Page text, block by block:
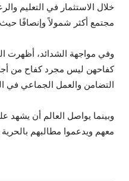
خلال الاستثمار في التعليم
مجتمع أكثر شمولاً وإنصافًا حيث
وفي مواجهة الشدائد، أظهرت
كفاحهن ليس مجرد كفاح من
التضامن والعمل الجماعي في
وبينما يواصل العالم أن يشهد
معهم ويدعموا مطالبهم بالحرية